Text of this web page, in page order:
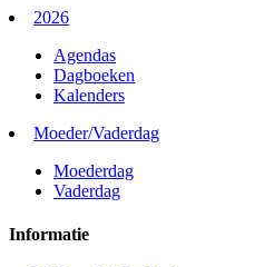
2026
Agendas
Dagboeken
Kalenders
Moeder/Vaderdag
Moederdag
Vaderdag
Informatie